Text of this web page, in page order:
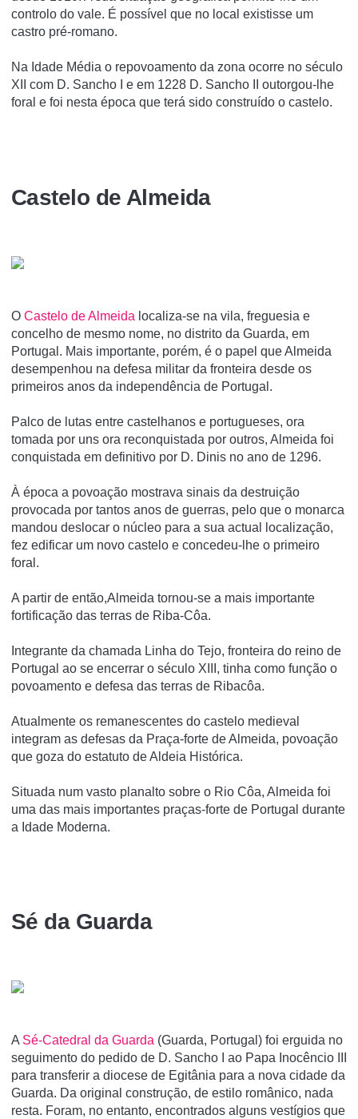
controlo do vale. É possível que no local existisse um
castro pré-romano.
Na Idade Média o repovoamento da zona ocorre no século
XII com D. Sancho I e em 1228 D. Sancho II outorgou-lhe
foral e foi nesta época que terá sido construído o castelo.
Castelo de Almeida
O Castelo de Almeida localiza-se na vila, freguesia e
concelho de mesmo nome, no distrito da Guarda, em
Portugal. Mais importante, porém, é o papel que Almeida
desempenhou na defesa militar da fronteira desde os
primeiros anos da independência de Portugal.
Palco de lutas entre castelhanos e portugueses, ora
tomada por uns ora reconquistada por outros, Almeida foi
conquistada em definitivo por D. Dinis no ano de 1296.
À época a povoação mostrava sinais da destruição
provocada por tantos anos de guerras, pelo que o monarca
mandou deslocar o núcleo para a sua actual localização,
fez edificar um novo castelo e concedeu-lhe o primeiro
foral.
A partir de então,Almeida tornou-se a mais importante
fortificação das terras de Riba-Côa.
Integrante da chamada Linha do Tejo, fronteira do reino de
Portugal ao se encerrar o século XIII, tinha como função o
povoamento e defesa das terras de Ribacôa.
Atualmente os remanescentes do castelo medieval
integram as defesas da Praça-forte de Almeida, povoação
que goza do estatuto de Aldeia Histórica.
Situada num vasto planalto sobre o Rio Côa, Almeida foi
uma das mais importantes praças-forte de Portugal durante
a Idade Moderna.
Sé da Guarda
A Sé-Catedral da Guarda (Guarda, Portugal) foi erguida no
seguimento do pedido de D. Sancho I ao Papa Inocêncio III
para transferir a diocese de Egitânia para a nova cidade da
Guarda. Da original construção, de estilo românico, nada
resta. Foram, no entanto, encontrados alguns vestí­gios que